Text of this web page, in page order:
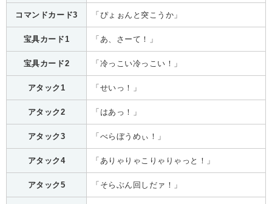
コマンドカード3 「ぴょぉんと突こうか」
宝具カード1 「あ、さーて！」
宝具カード2 「冷っこい冷っこい！」
アタック1 「せいっ！」
アタック2 「はあっ！」
アタック3 「べらぼうめぃ！」
アタック4 「ありゃりゃこりゃりゃっと！」
アタック5 「そらぶん回しだァ！」